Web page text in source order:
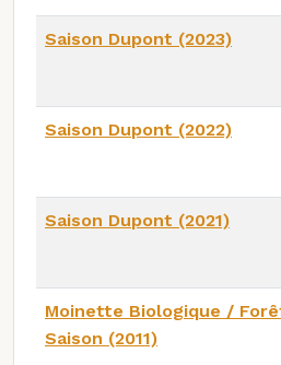
Saison Dupont (2023)
Saison Dupont (2022)
Saison Dupont (2021)
Moinette Biologique /
Saison (2011)